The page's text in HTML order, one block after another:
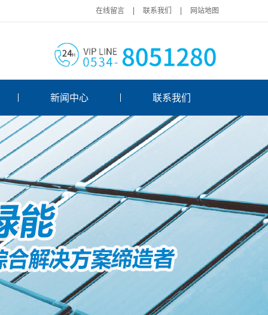
在线留言 | 联系我们 | 网站地图
新闻中心 联系我们